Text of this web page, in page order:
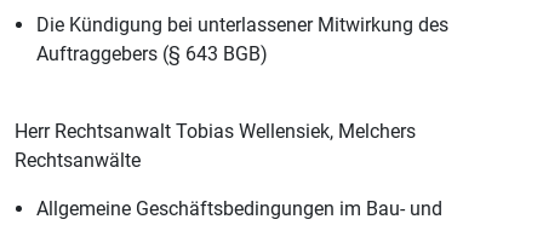
Die Kündigung bei unterlassener Mitwirkung des
Auftraggebers (§ 643 BGB)
Herr Rechtsanwalt Tobias Wellensiek, Melchers
Rechtsanwälte
Allgemeine Geschäftsbedingungen im Bau- und